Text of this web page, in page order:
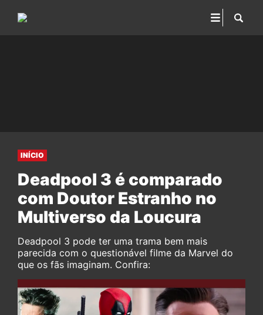
INÍCIO
Deadpool 3 é comparado
com Doutor Estranho no
Multiverso da Loucura
Deadpool 3 pode ter uma trama bem mais
parecida com o questionável filme da Marvel do
que os fãs imaginam. Confira: